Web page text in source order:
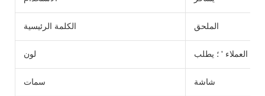
الكلمة الرئيسية الملحق
لون العملاء ' ؛ يطلب
سمات شاشة